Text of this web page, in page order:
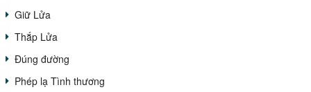
Giữ Lửa
Thắp Lửa
Đúng đường
Phép lạ Tình thương